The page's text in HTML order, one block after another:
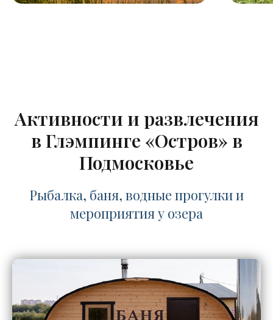
Активности и развлечения
в Глэмпинге «Остров» в
Подмосковье
Рыбалка, баня, водные прогулки и
мероприятия у озера